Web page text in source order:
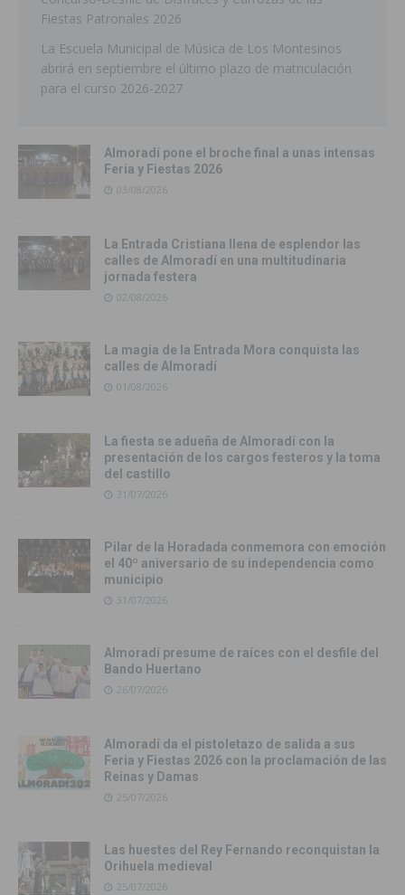
Fiestas Patronales 2026
La Escuela Municipal de Música de Los Montesinos
abrirá en septiembre el último plazo de matriculación
para el curso 2026-2027
Almoradí pone el broche final a unas intensas
Feria y Fiestas 2026
03/08/2026
La Entrada Cristiana llena de esplendor las
calles de Almoradí en una multitudinaria
jornada festera
02/08/2026
La magia de la Entrada Mora conquista las
calles de Almoradí
01/08/2026
La fiesta se adueña de Almoradí con la
presentación de los cargos festeros y la toma
del castillo
31/07/2026
Pilar de la Horadada conmemora con emoción
el 40º aniversario de su independencia como
municipio
31/07/2026
Almoradí presume de raíces con el desfile del
Bando Huertano
26/07/2026
Almoradí da el pistoletazo de salida a sus
Feria y Fiestas 2026 con la proclamación de las
Reinas y Damas
25/07/2026
Las huestes del Rey Fernando reconquistan la
Orihuela medieval
25/07/2026